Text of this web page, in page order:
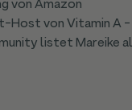
von Amazon
Host von Vitamin A -
listet Mareike